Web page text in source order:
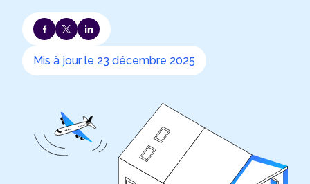
Mis à jour le 23 décembre 2025